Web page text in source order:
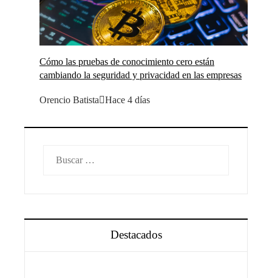
Cómo las pruebas de conocimiento cero están
cambiando la seguridad y privacidad en las empresas
Orencio Batista Hace 4 días
Destacados